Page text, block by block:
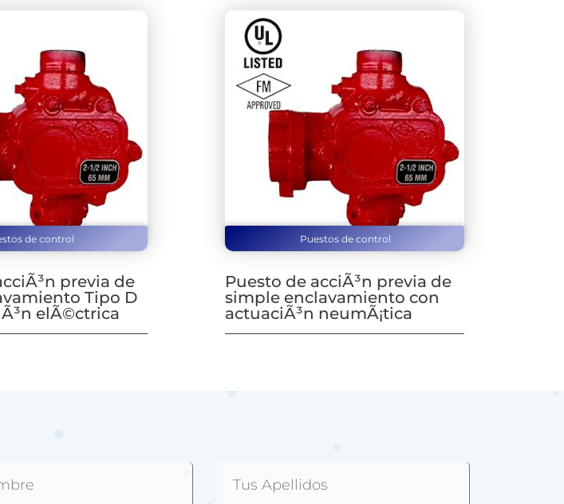
de control
previa de
Tipo D
elÃ©ctrica
Puestos de control
Puesto de acciÃ³n previa de
simple enclavamiento con
actuaciÃ³n neumÃ¡tica